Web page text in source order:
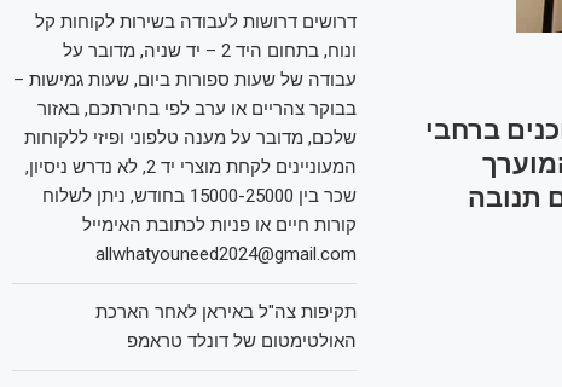
ב-2006, מפעילה כיום למעלה מ-100 דוכנים ברחבי
המוערך
תנובה
דרושים דרושות לעבודה בשירות לקוחות קל
ונוח, בתחום היד 2 – יד שניה, מדובר על
עבודה של שעות ספורות ביום, שעות גמישות –
בבוקר צהריים או ערב לפי בחירתכם, באזור
שלכם, מדובר על מענה טלפוני ופיזי ללקוחות
המעוניינים לקחת מוצרי יד 2, לא נדרש ניסיון,
שכר בין 15000-25000 בחודש, ניתן לשלוח
קורות חיים או פניות לכתובת האימייל
allwhatyouneed2024@gmail.com
תקיפות צה"ל באיראן לאחר הארכת
האולטימטום של דונלד טראמפ